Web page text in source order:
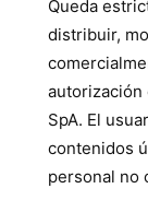
Queda
distribuir,
autorización
SpA. El
contenidos
personal no